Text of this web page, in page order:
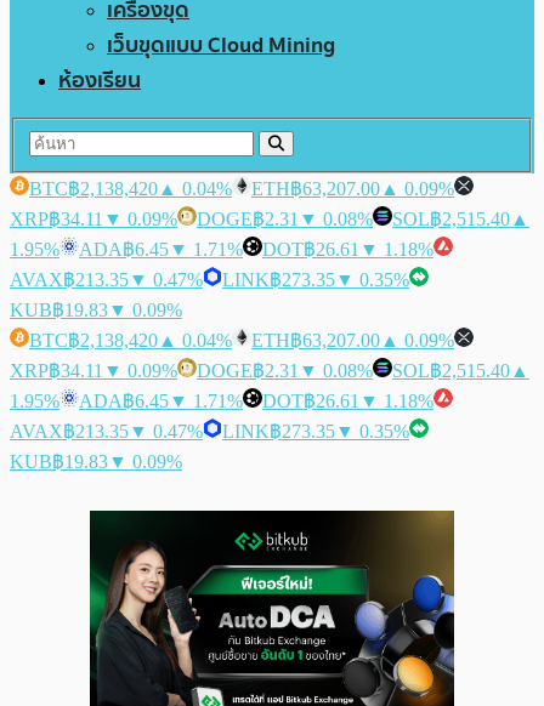
เครื่องขุด
เว็บขุดแบบ Cloud Mining
ห้องเรียน
BTC฿2,138,420 ▲ 0.04% ETH฿63,207.00 ▲ 0.09%
XRP฿34.11 ▼ 0.09% DOGE฿2.31 ▼ 0.08% SOL฿2,515.40 ▲
1.95%
ADA฿6.45▼ 1.71% DOT฿26.61 ▼ 1.18%
AVAX฿213.35▼ 0.47% LINK฿273.35▼ 0.35%
KUB฿19.83▼ 0.09%
BTC฿2,138,420 ▲ 0.04% ETH฿63,207.00 ▲ 0.09%
XRP฿34.11 ▼ 0.09% DOGE฿2.31 ▼ 0.08% SOL฿2,515.40 ▲
1.95%
ADA฿6.45▼ 1.71% DOT฿26.61 ▼ 1.18%
AVAX฿213.35▼ 0.47% LINK฿273.35▼ 0.35%
KUB฿19.83▼ 0.09%